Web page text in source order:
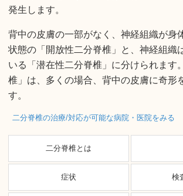
発生します。
背中の皮膚の一部がなく、神経組織が身
状態の「開放性二分脊椎」と、神経組織
いる「潜在性二分脊椎」に分けられます
椎」は、多くの場合、背中の皮膚に奇形
す。
二分脊椎の治療/対応が可能な病院・医院をみる
二分脊椎とは
症状 検